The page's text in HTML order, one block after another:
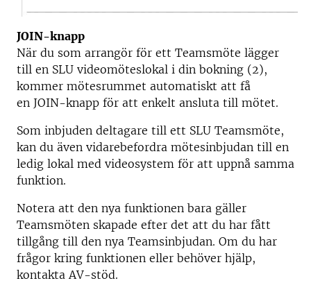
JOIN-knapp
När du som arrangör för ett Teamsmöte lägger
till en SLU videomöteslokal i din bokning (2),
kommer mötesrummet automatiskt att få
en JOIN-knapp för att enkelt ansluta till mötet.
Som inbjuden deltagare till ett SLU Teamsmöte,
kan du även vidarebefordra mötesinbjudan till en
ledig lokal med videosystem för att uppnå samma
funktion.
Notera att den nya funktionen bara gäller
Teamsmöten skapade efter det att du har fått
tillgång till den nya Teamsinbjudan. Om du har
frågor kring funktionen eller behöver hjälp,
kontakta AV-stöd.